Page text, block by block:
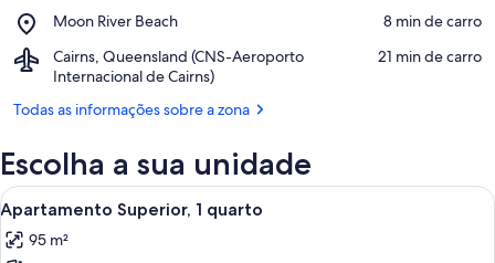
Hill
Park
Moon River Beach
Place,
River
Beach
‪8 min de carro‬
Cairns, Queensland (CNS-Aeroporto
Internacional de Cairns)
Airport,
Cairns,
(CNS-
Internacional
de
‪21 min de carro‬
Todas as informações sobre a zona
Escolha a sua unidade
Ver
todas
as
Uma sala de estar moderna com um
9
Apartamento Superior, 1 quarto
95 m²